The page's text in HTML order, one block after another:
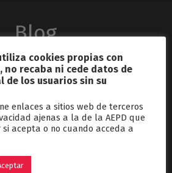
Blog
26, 2024
Stage 3 – Turbo TTE466
cookies propias con
recaba ni cede datos de
de los usuarios sin su
enlaces a sitios web de terceros
ajenas a la de la AEPD que
acepta o no cuando acceda a